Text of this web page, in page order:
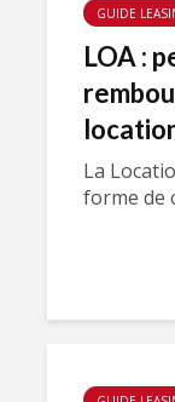
GUIDE
LOA :
La
forme de